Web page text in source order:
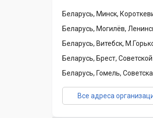
Беларусь, Минск,
Беларусь, Могилёв,
Беларусь, Витебск,
Беларусь, Брест,
Беларусь, Гомель,
Все адреса